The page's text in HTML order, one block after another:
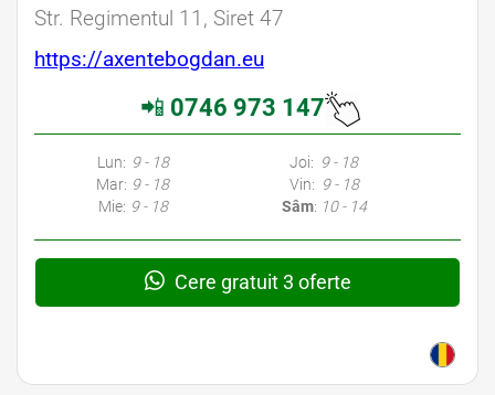
Str. Regimentul 11, Siret 47
https://axentebogdan.eu
📲 0746 973 147
Avocati Galati • Cabinete Avocatura Galati • Avocati Specializati Galati • Avocat Bun Galati • Avocat Galati • Galati Avocat • Avocat Specializat Galati
Lun: 9 - 18
Mar: 9 - 18
Mie: 9 - 18
Joi: 9 - 18
Vin: 9 - 18
Sâm: 10 - 14
Cere gratuit 3 oferte